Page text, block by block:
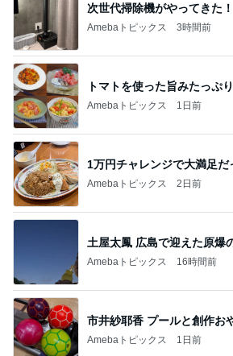
次世代掃除機がやってきた！
Amebaトピックス 3時間前
トマトを使った旨みたっぷ
Amebaトピックス 1日前
1万円チャレンジで大満足だ
Amebaトピックス 2日前
土屋太鳳 広島で迎えた原爆
Amebaトピックス 16時間前
市井紗耶香 プールと創作お
Amebaトピックス 1日前